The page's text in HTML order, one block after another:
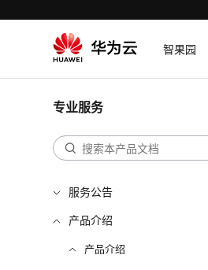
智果园
专业服务
服务公告
产品介绍
产品介绍